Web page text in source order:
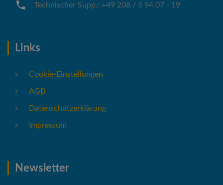
Technischer Supp.: +49 208 / 5 94 07 - 19
Links
Cookie-Einstellungen
AGB
Datenschutzerklärung
Impressum
Newsletter